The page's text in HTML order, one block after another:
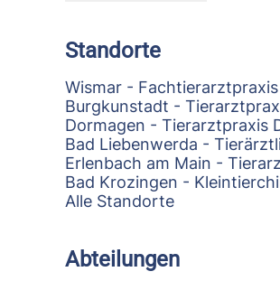
Standorte
Wismar -
Burgkunstadt -
Dormagen - Tierarztpraxis
Bad Liebenwerda -
Erlenbach am Main -
Bad Krozingen -
Alle Standorte
Abteilungen